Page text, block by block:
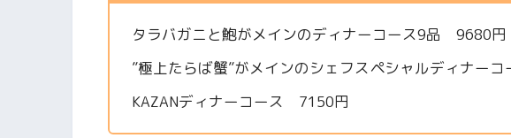
タラバガニと鮑がメインのディナーコース9品 9680円
”極上たらば蟹”がメインのシェフスペシャルディナー
KAZANディナーコース 7150円